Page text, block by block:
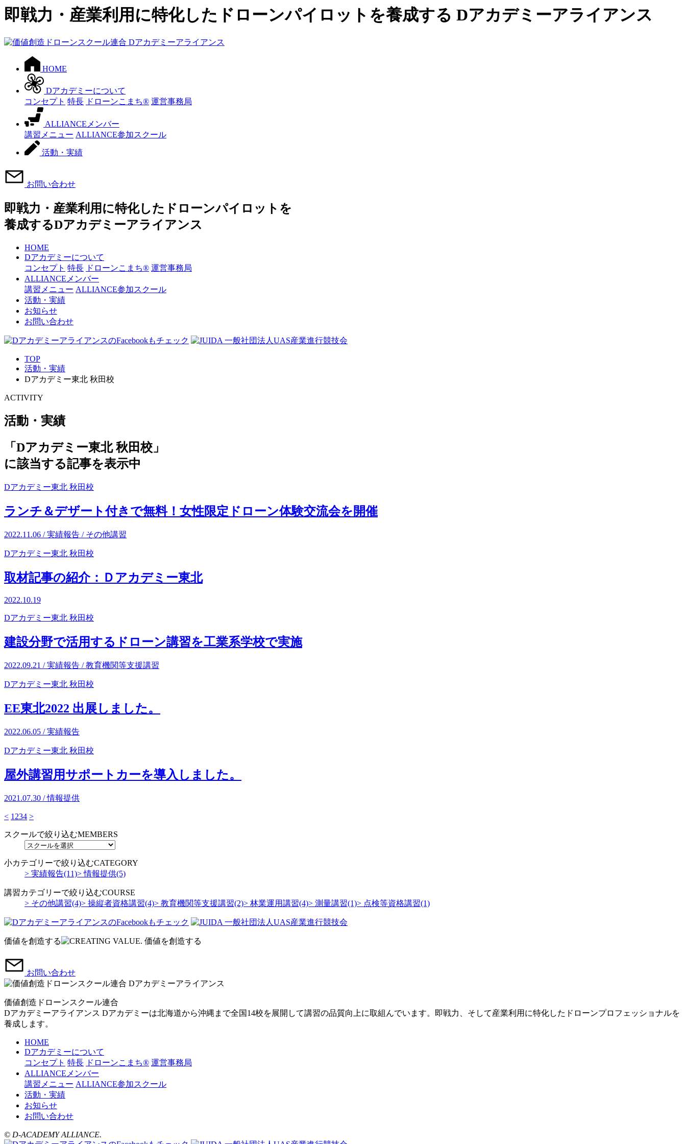
即戦力・産業利用に特化したドローンパイロットを養成する Dアカデミーアライアンス
HOME
Dアカデミーについて
コンセプト 特長 ドローンこまち® 運営事務局
ALLIANCEメンバー
講習メニュー ALLIANCE参加スクール
活動・実績
お問い合わせ
即戦力・産業利用に特化したドローンパイロットを
養成するDアカデミーアライアンス
HOME
Dアカデミーについて
コンセプト 特長 ドローンこまち® 運営事務局
ALLIANCEメンバー
講習メニュー ALLIANCE参加スクール
活動・実績
お知らせ
お問い合わせ
TOP
活動・実績
Dアカデミー東北 秋田校
ACTIVITY
活動・実績
「Dアカデミー東北 秋田校」
に該当する記事を表示中
Dアカデミー東北 秋田校
ランチ＆デザート付きで無料！女性限定ドローン体験交流会を開催
2022.11.06 / 実績報告 / その他講習
Dアカデミー東北 秋田校
取材記事の紹介：Ｄアカデミー東北
2022.10.19
Dアカデミー東北 秋田校
建設分野で活用するドローン講習を工業系学校で実施
2022.09.21 / 実績報告 /教育機関等支援講習
Dアカデミー東北 秋田校
EE東北2022 出展しました。
2022.06.05 / 実績報告
Dアカデミー東北 秋田校
屋外講習用サポートカーを導入しました。
2021.07.30 / 情報提供
< 1 234 >
スクールで絞り込むMEMBERS
小カテゴリーで絞り込むCATEGORY
> 実績報告(11)> 情報提供(5)
講習カテゴリーで絞り込むCOURSE
> その他講習(4)> 操縦者資格講習(4)> 教育機関等支援講習(2)> 林業運用講習(4)> 測量講習(1)> 点検等資格講習(1)
価値を創造する
お問い合わせ
価値創造ドローンスクール連合
Dアカデミーアライアンス Dアカデミーは北海道から沖縄まで全国14校を展開して講習の品質向上に取組んでいます。即戦力、そして産業利用に特化したドローンプロフェッショナルを
養成します。
HOME
Dアカデミーについて
コンセプト 特長 ドローンこまち® 運営事務局
ALLIANCEメンバー
講習メニュー ALLIANCE参加スクール
活動・実績
お知らせ
お問い合わせ
© D-ACADEMY ALLIANCE.